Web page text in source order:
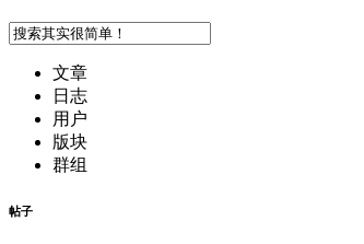
文章
日志
用户
版块
群组
帖子